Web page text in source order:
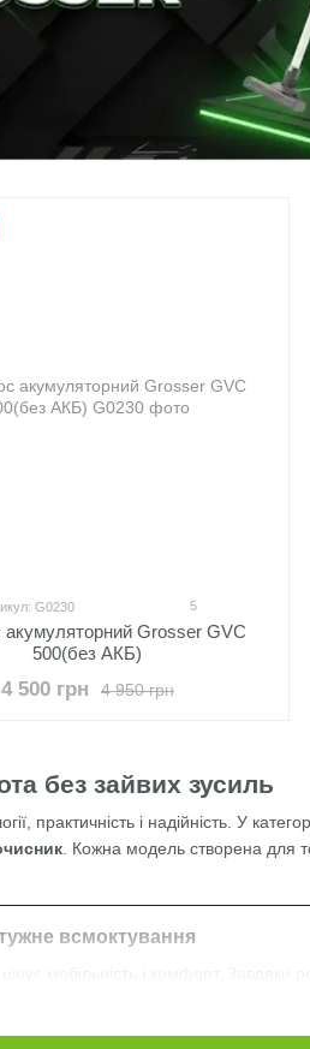
без зайвих зусиль
практичність і надійність. У
. Кожна модель створена для
всмоктування
G0230 5
Grosser GVC
500(без АКБ)
4 950 грн
4 500 грн